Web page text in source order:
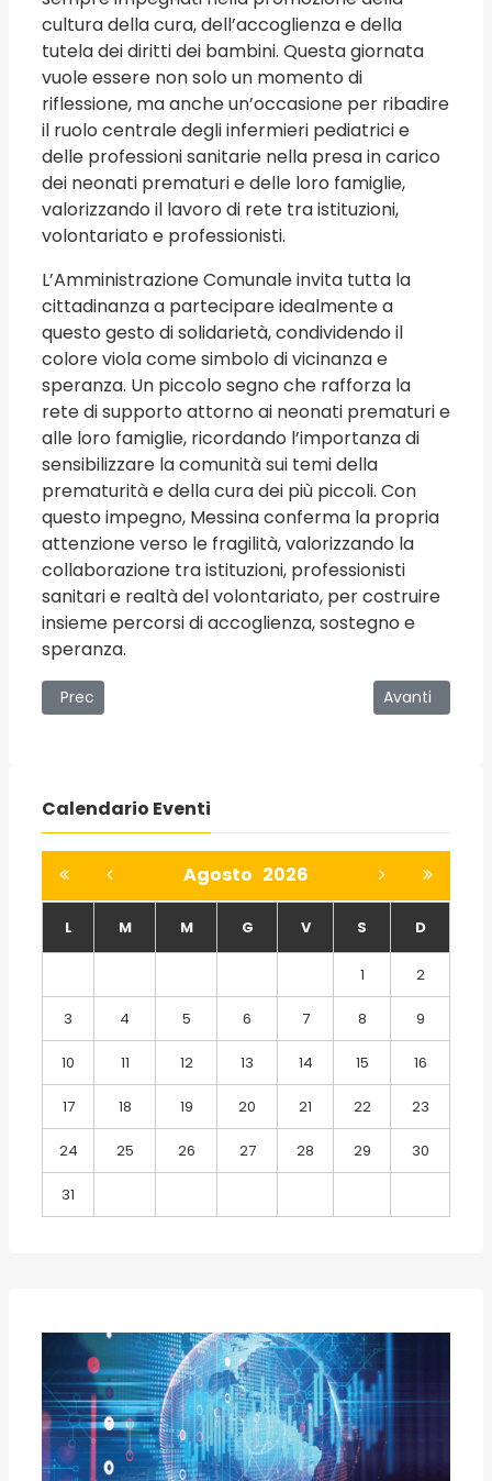
cultura della cura, dell’accoglienza e della
tutela dei diritti dei bambini. Questa giornata
vuole essere non solo un momento di
riflessione, ma anche un’occasione per ribadire
il ruolo centrale degli infermieri pediatrici e
delle professioni sanitarie nella presa in carico
dei neonati prematuri e delle loro famiglie,
valorizzando il lavoro di rete tra istituzioni,
volontariato e professionisti.
L’Amministrazione Comunale invita tutta la
cittadinanza a partecipare idealmente a
questo gesto di solidarietà, condividendo il
colore viola come simbolo di vicinanza e
speranza. Un piccolo segno che rafforza la
rete di supporto attorno ai neonati prematuri e
alle loro famiglie, ricordando l’importanza di
sensibilizzare la comunità sui temi della
prematurità e della cura dei più piccoli. Con
questo impegno, Messina conferma la propria
attenzione verso le fragilità, valorizzando la
collaborazione tra istituzioni, professionisti
sanitari e realtà del volontariato, per costruire
insieme percorsi di accoglienza, sostegno e
speranza.
Articolo precedente: Domenica sera al Lux la proiezione
Prec Articolo
Avanti
Calendario Eventi
Agosto 2026
L M M G V S D
1 2
3 4 5 6 7 8 9
10 11 12 13 14 15 16
17 18 19 20 21 22 23
24 25 26 27 28 29 30
31